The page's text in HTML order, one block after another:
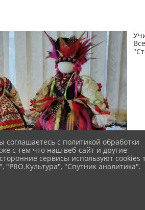
с политикой обработки
с тем что наш веб-сайт и другие
сервисы используют cookies
"PRO.Культура", "Спутник аналитика".